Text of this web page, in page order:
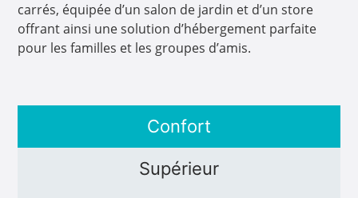
carrés, équipée d’un salon de jardin et d’un store
offrant ainsi une solution d’hébergement parfaite
pour les familles et les groupes d’amis.
Confort
Supérieur